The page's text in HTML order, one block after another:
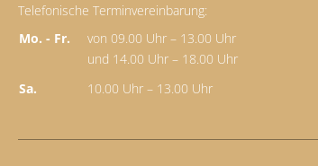
Telefonische Terminvereinbarung:
Mo. - Fr.
von 09.00 Uhr – 13.00 Uhr
und 14.00 Uhr – 18.00 Uhr
Sa.
10.00 Uhr – 13.00 Uhr